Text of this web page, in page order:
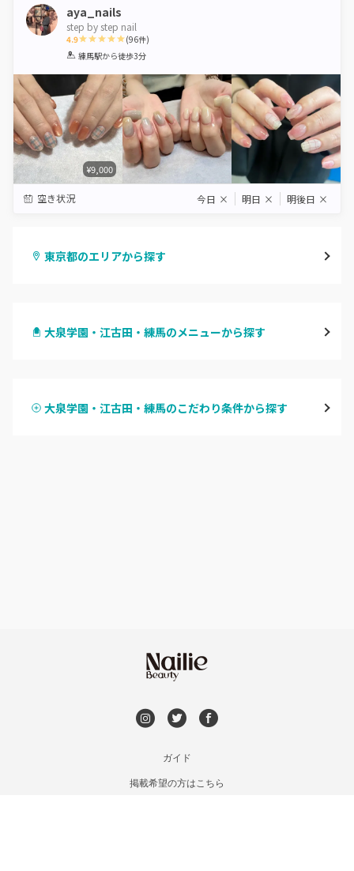
aya_nails
step by step nail
4.9
1 2 3 4 5
(96件)
練馬駅から徒歩3分
¥9,000
空き状況 今日 × 明日 × 明後日 ×
東京都のエリアから探す
原宿
大泉学園・江古田・練馬のメニューから探す
ハンドスカルプ
大泉学園・江古田・練馬のこだわり条件から探す
ガイド
掲載希望の方はこちら